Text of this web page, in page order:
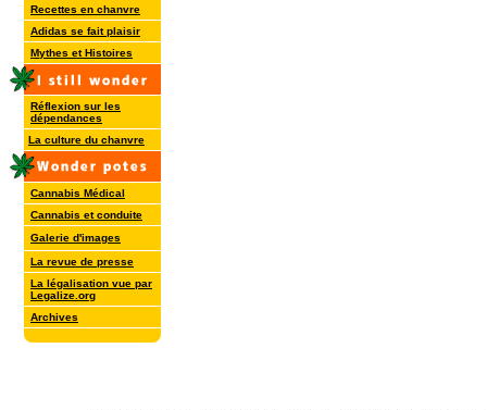
Recettes en chanvre
Adidas se fait plaisir
Mythes et Histoires
Réflexion sur les
dépendances
La culture du chanvre
Cannabis Médical
Cannabis et conduite
Galerie d'images
La revue de presse
La légalisation vue par
Legalize.org
Archives